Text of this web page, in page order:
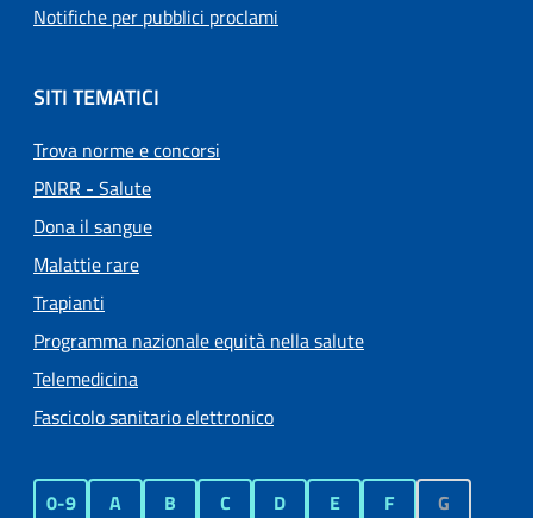
Notifiche per pubblici proclami
SITI TEMATICI
Trova norme e concorsi
PNRR - Salute
Dona il sangue
Malattie rare
Trapianti
Programma nazionale equità nella salute
Telemedicina
Fascicolo sanitario elettronico
0-9 A B C D E F
G